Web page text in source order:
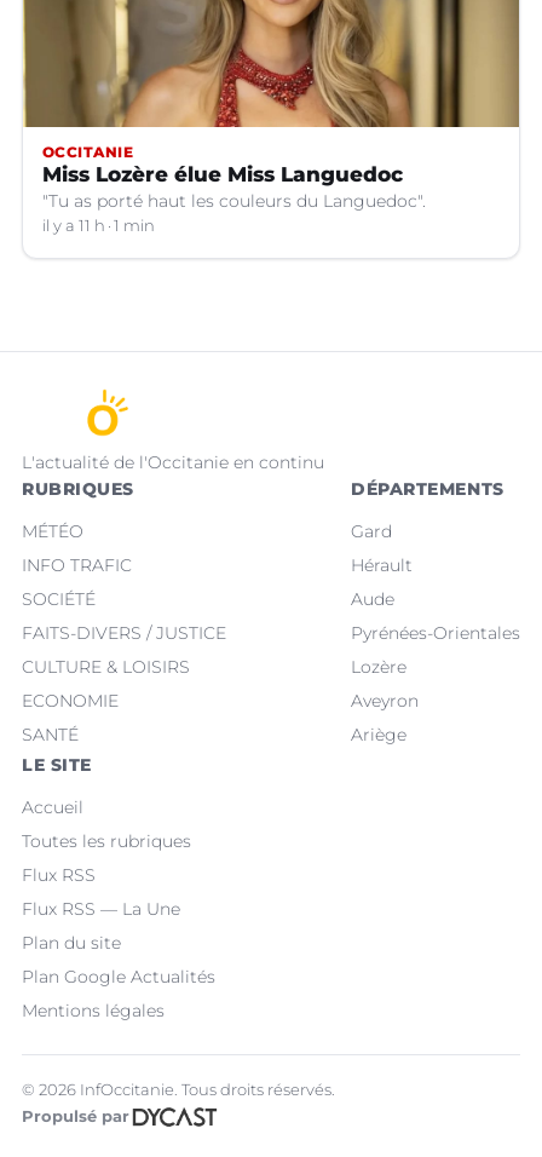
OCCITANIE
Miss Lozère élue Miss Languedoc
"Tu as porté haut les couleurs du Languedoc".
il y a 11 h 1 min
L'actualité de l'Occitanie en continu
RUBRIQUES
MÉTÉO
INFO TRAFIC
SOCIÉTÉ
FAITS-DIVERS / JUSTICE
CULTURE & LOISIRS
ECONOMIE
SANTÉ
DÉPARTEMENTS
Gard
Hérault
Aude
Pyrénées-Orientales
Lozère
Aveyron
Ariège
LE SITE
Accueil
Toutes les rubriques
Flux RSS
Flux RSS — La Une
Plan du site
Plan Google Actualités
Mentions légales
© 2026 InfOccitanie. Tous droits réservés.
Propulsé par